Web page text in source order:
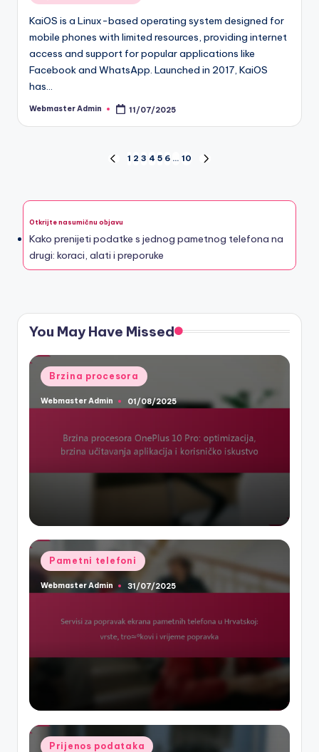
in
KaiOS is a Linux-based operating system designed for
mobile phones with limited resources, providing internet
access and support for popular applications like
Facebook and WhatsApp. Launched in 2017, KaiOS
has…
Posted
Webmaster Admin 11/07/2025
PREVIOUS
1 2 3 4 5 6 … 10
Otkrijte nasumičnu objavu
Kako prenijeti podatke s jednog pametnog telefona na
drugi: koraci, alati i preporuke
You May Have Missed
Posted
in
Brzina procesora
Posted
Webmaster Admin 01/08/2025
Posted
in
Pametni telefoni
Posted
Webmaster Admin 31/07/2025
Posted
Prijenos podataka